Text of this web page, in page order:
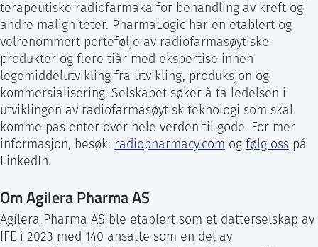
terapeutiske radiofarmaka for behandling av kreft og
andre maligniteter. PharmaLogic har en etablert og
velrenommert portefølje av radiofarmasøytiske
produkter og flere tiår med ekspertise innen
legemiddelutvikling fra utvikling, produksjon og
kommersialisering. Selskapet søker å ta ledelsen i
utviklingen av radiofarmasøytisk teknologi som skal
komme pasienter over hele verden til gode. For mer
informasjon, besøk: radiopharmacy.com og følg oss på
LinkedIn.
Om Agilera Pharma AS
Agilera Pharma AS ble etablert som et datterselskap av
IFE i 2023 med 140 ansatte som en del av